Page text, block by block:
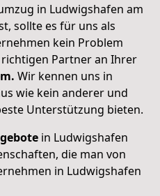
in Ludwigshafen am
sollte es für uns als
kein Problem
Partner an Ihrer
Wir kennen uns in
wie kein anderer und
Unterstützung bieten.
in Ludwigshafen
die man von
in Ludwigshafen